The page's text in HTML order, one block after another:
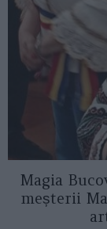
Magia
meșterii